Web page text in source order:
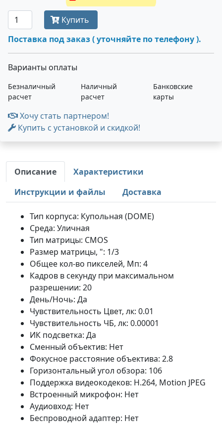
Купить
Поставка под заказ ( уточняйте по телефону ).
Варианты оплаты
Безналичный
расчет
Наличный
расчет
Банковские
карты
Хочу стать партнером!
Купить с установкой и скидкой!
Описание
Характеристики
Инструкции и файлы
Доставка
Тип корпуса: Купольная (DOME)
Среда: Уличная
Тип матрицы: CMOS
Размер матрицы, ": 1/3
Общее кол-во пикселей, Мп: 4
Кадров в секунду при максимальном
разрешении: 20
День/Ночь: Да
Чувствительность Цвет, лк: 0.01
Чувствительность ЧБ, лк: 0.00001
ИК подсветка: Да
Сменный объектив: Нет
Фокусное расстояние объектива: 2.8
Горизонтальный угол обзора: 106
Поддержка видеокодеков: H.264, Motion JPEG
Встроенный микрофон: Нет
Аудиовход: Нет
Беспроводной адаптер: Нет